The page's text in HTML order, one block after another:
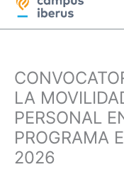
LA
PERSONAL
PROGRAMA
2026